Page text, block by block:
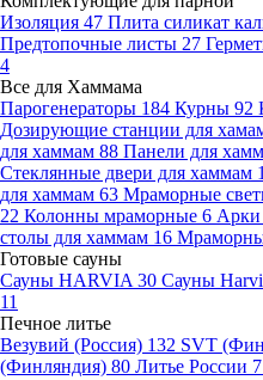
Изоляция 47 Плита силикат
Предтопочные листы 27
4
Все для Хаммама
Парогенераторы 184 Курны 92
Дозирующие станции для
для хаммам 88 Панели для
Стеклянные двери для хаммам
для хаммам 63 Мраморные
22 Колонны мраморные 6
столы для хаммам 16
Готовые сауны
Сауны HARVIA 30 Сауны
11
Печное литье
Везувий (Россия) 132 SVT
(Финляндия) 80 Литье России 7